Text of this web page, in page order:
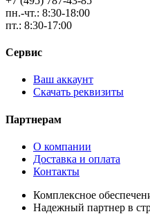
пн.-чт.: 8:30-18:00
пт.: 8:30-17:00
Сервис
Ваш аккаунт
Скачать реквизиты
Партнерам
О компании
Доставка и оплата
Контакты
Комплексное
Надежный партнер в